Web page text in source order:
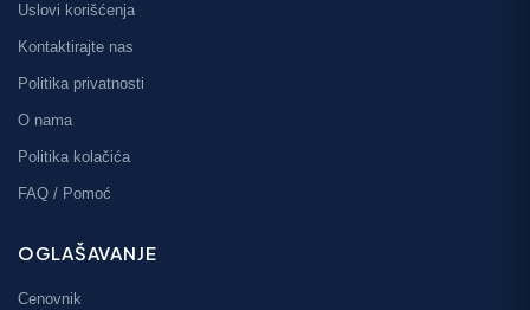
Uslovi korišćenja
Kontaktirajte nas
Politika privatnosti
O nama
Politika kolačića
FAQ / Pomoć
OGLAŠAVANJE
Cenovnik